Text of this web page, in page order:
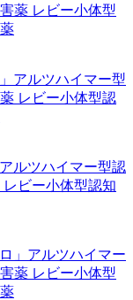
薬 レビー小体型
アルツハイマー型
レビー小体型認
アルツハイマー型認
ビー小体型認知
」 アルツハイマー
薬 レビー小体型